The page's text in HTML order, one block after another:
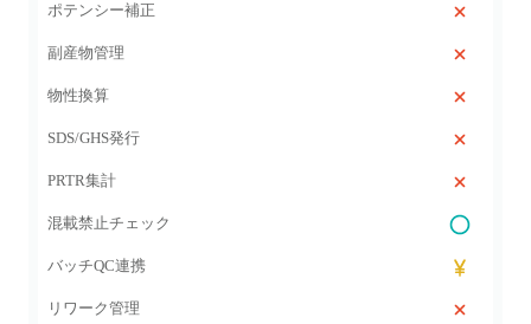
ポテンシー補正
副産物管理
物性換算
SDS/GHS発行
PRTR集計
混載禁止チェック
バッチQC連携
リワーク管理